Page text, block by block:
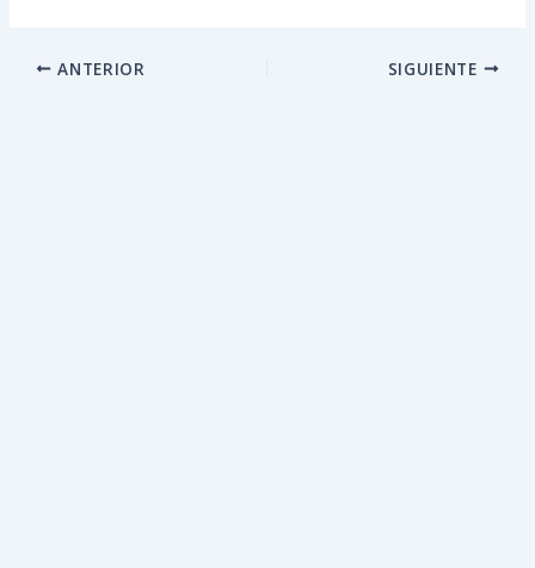
ANTERIOR SIGUIENTE